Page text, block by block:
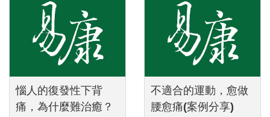
惱人的復發性下背
痛，為什麼難治癒？
不適合的運動，愈做
腰愈痛(案例分享)